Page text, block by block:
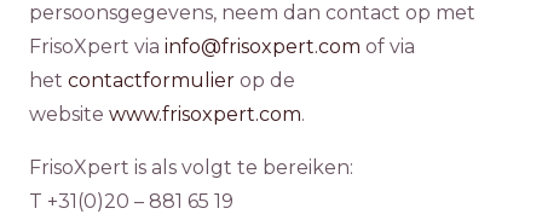
persoonsgegevens, neem dan contact op met
FrisoXpert via info@frisoxpert.com of via
het contactformulier op de
website www.frisoxpert.com.
FrisoXpert is als volgt te bereiken:
T +31(0)20 – 881 65 19